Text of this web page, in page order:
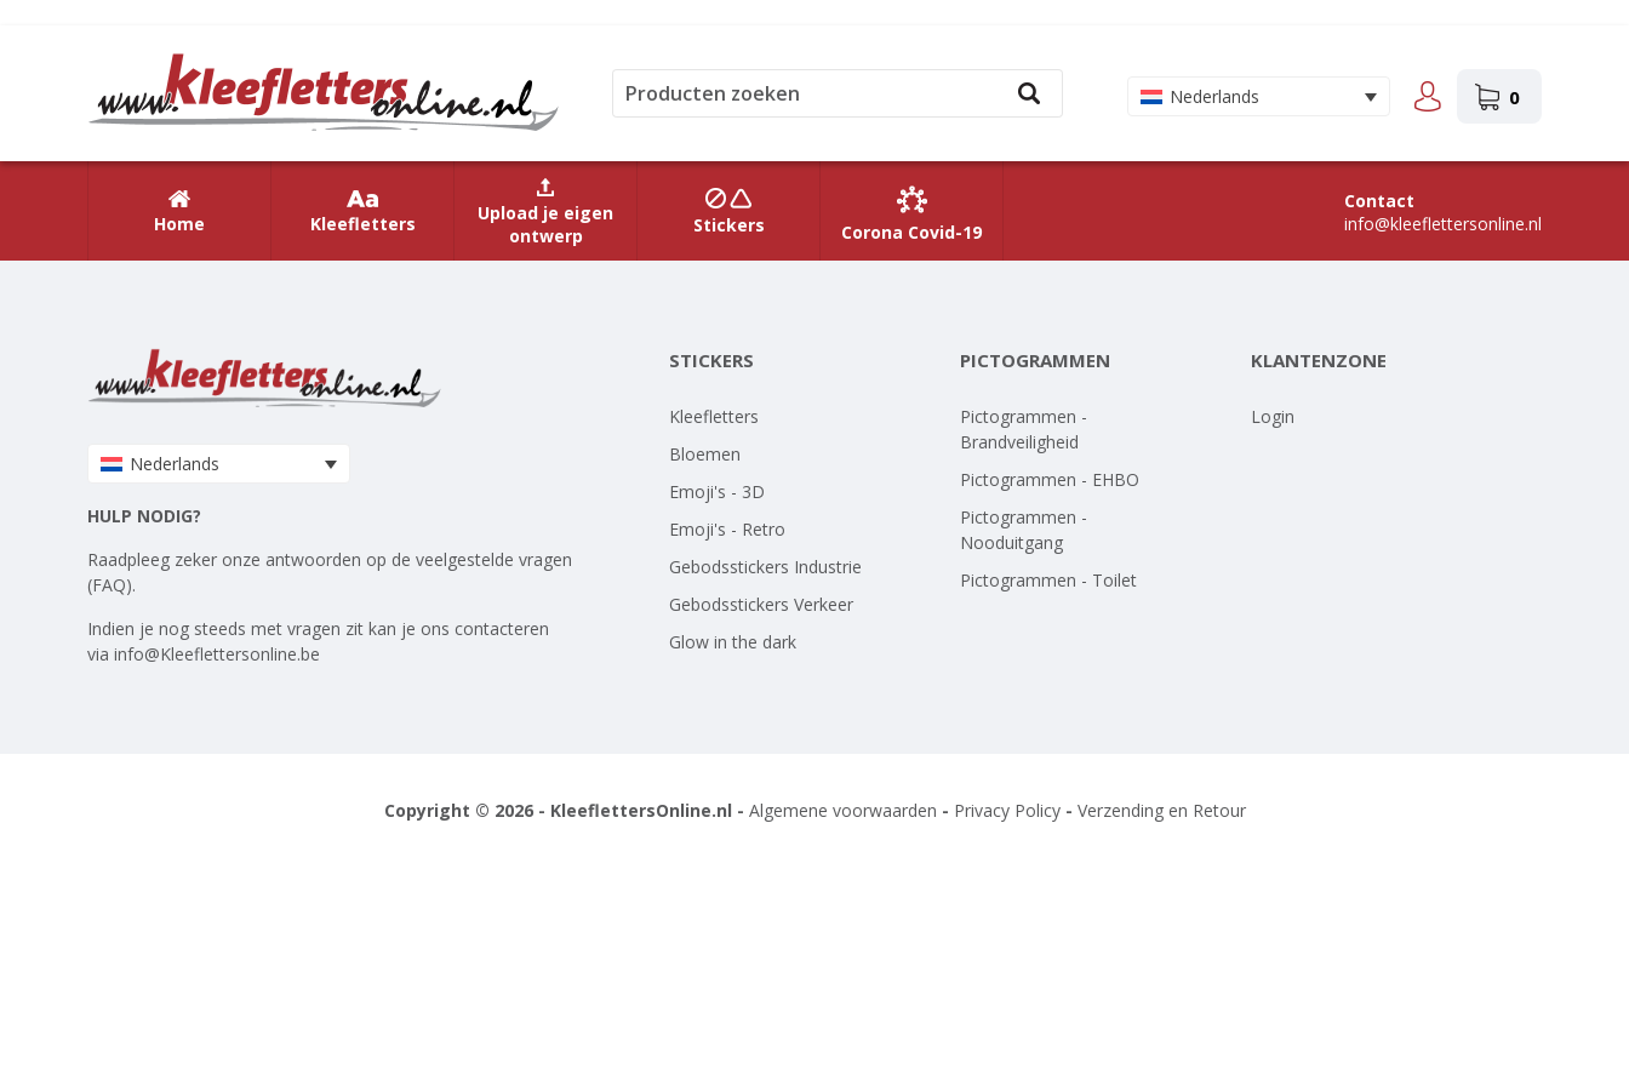
Nederlands 0
Home Kleefletters
Upload je eigen
ontwerp
Stickers Corona Covid-19
Contact
info@kleeflettersonline.nl
Nederlands
HULP NODIG?
Raadpleeg zeker onze antwoorden op de veelgestelde vragen
(FAQ).
Indien je nog steeds met vragen zit kan je ons contacteren
via info@Kleeflettersonline.be
STICKERS
Kleefletters
Bloemen
Emoji's - 3D
Emoji's - Retro
Gebodsstickers Industrie
Gebodsstickers Verkeer
Glow in the dark
PICTOGRAMMEN
Pictogrammen -
Brandveiligheid
Pictogrammen - EHBO
Pictogrammen -
Nooduitgang
Pictogrammen - Toilet
KLANTENZONE
Login
Copyright © 2026 - KleeflettersOnline.nl - Algemene voorwaarden - Privacy Policy- Verzending en Retour